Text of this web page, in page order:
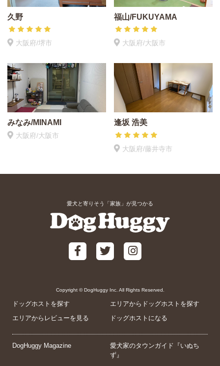
久野
大阪府/堺市
福山/FUKUYAMA
大阪府/大阪市
みなみ/MINAMI
大阪府/大阪市
逢坂 浩美
大阪府/藤井寺市
愛犬と寄りそう「家族」が見つかる
Copyright © DogHuggy Inc. All Rights Reserved.
ドッグホストを探す
エリアからドッグホストを探す
エリアからレビューを見る
ドッグホストになる
DogHuggy Magazine
愛犬家のタウンガイド『いぬち
ず』